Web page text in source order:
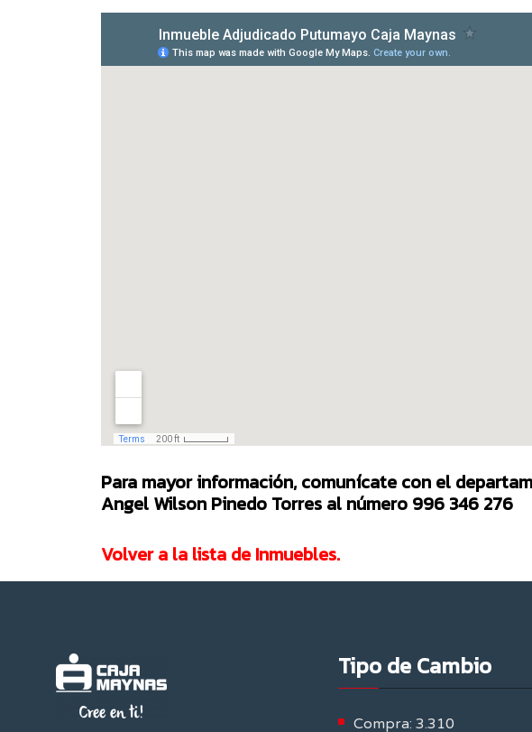
Para mayor información, comunícate con el
Angel Wilson Pinedo Torres al número 996 346 276
Volver a la lista de Inmuebles.
Tipo de Cambio
Compra: 3.310